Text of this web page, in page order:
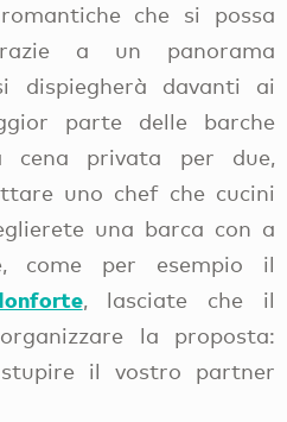
che si possa
a un panorama
dispiegherà davanti ai
parte delle barche
cena privata per due,
uno chef che cucini
una barca con a
come per esempio il
, lasciate che il
la proposta:
il vostro partner